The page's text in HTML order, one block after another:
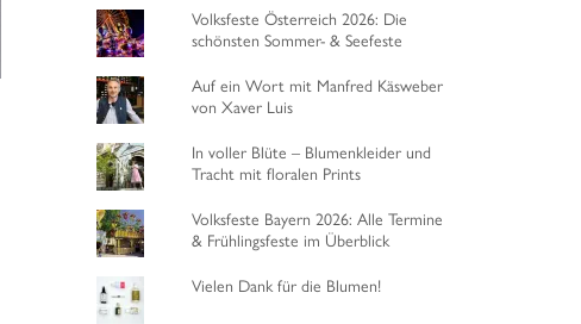
Volksfeste Österreich 2026: Die
schönsten Sommer- & Seefeste
Auf ein Wort mit Manfred Käsweber
von Xaver Luis
In voller Blüte – Blumenkleider und
Tracht mit floralen Prints
Volksfeste Bayern 2026: Alle Termine
& Frühlingsfeste im Überblick
Vielen Dank für die Blumen!